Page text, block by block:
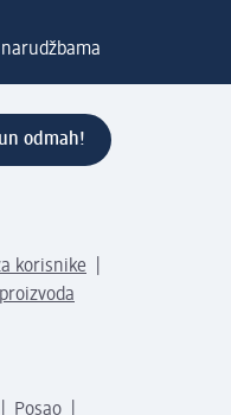
odmah!
korisnike
Posao